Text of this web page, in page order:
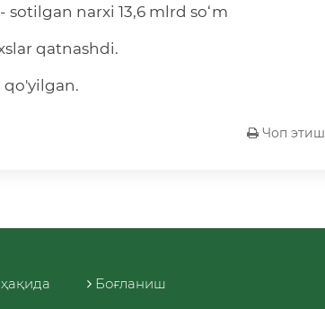
narxi 13,6 mlrd so‘m
qatnashdi.
qo'yilgan.
Чоп этиш
Боғланиш